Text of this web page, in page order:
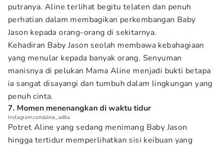
putranya. Aline terlihat begitu telaten dan penuh
perhatian dalam membagikan perkembangan Baby
Jason kepada orang-orang di sekitarnya.
Kehadiran Baby Jason seolah membawa kebahagiaan
yang menular kepada banyak orang. Senyuman
manisnya di pelukan Mama Aline menjadi bukti betapa
ia sangat disayangi dan tumbuh dalam lingkungan yang
penuh cinta.
7. Momen menenangkan di waktu tidur
Instagram.com/aline_adita
Potret Aline yang sedang menimang Baby Jason
hingga tertidur memperlihatkan sisi keibuan yang